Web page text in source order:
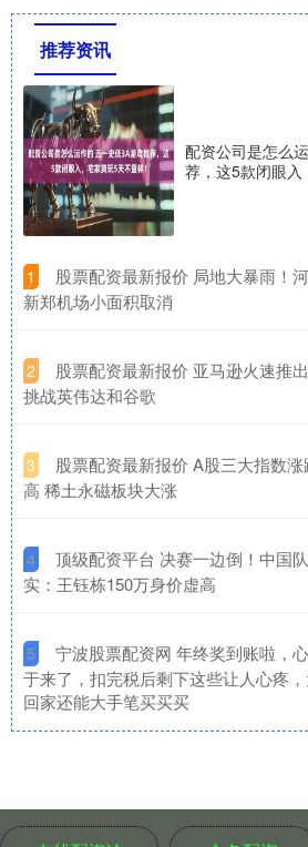
推荐资讯
配资公司是怎么
荐，这5款闭眼入
1
股票配资最新报价 局地大暴雨！
新郑机场小面积取消
2
股票配资最新报价 亚马逊火速推
挑战英伟达和谷歌
3
股票配资最新报价 A股三大指数
高 稀土永磁板块大涨
4
顶级配资平台 决赛一边倒！中国
实：王钰栋150万身价虚高
5
宁波股票配资网 年终奖到账啦，
于来了，扣完税后剩下这些让人心疼
回家还能大手笔买买买